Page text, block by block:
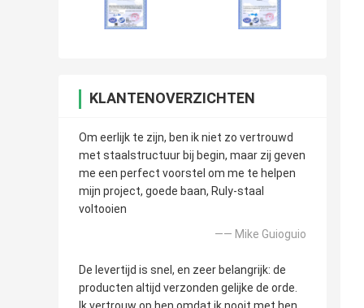
KLANTENOVERZICHTEN
Om eerlijk te zijn, ben ik niet zo vertrouwd
met staalstructuur bij begin, maar zij geven
me een perfect voorstel om me te helpen
mijn project, goede baan, Ruly-staal
voltooien
—— Mike Guioguio
De levertijd is snel, en zeer belangrijk: de
producten altijd verzonden gelijke de orde.